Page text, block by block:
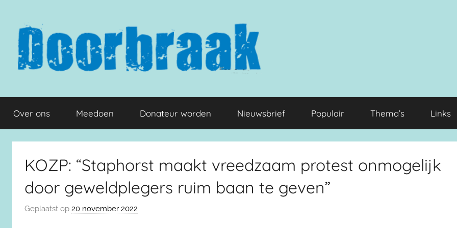
inhoud
springen
Doorbraak.eu
Over ons Meedoen Donateur worden Nieuwsbrief Populair Thema’s Links
KOZP: “Staphorst maakt vreedzaam protest onmogelijk
door geweldplegers ruim baan te geven”
Geplaatst op 20 november 2022